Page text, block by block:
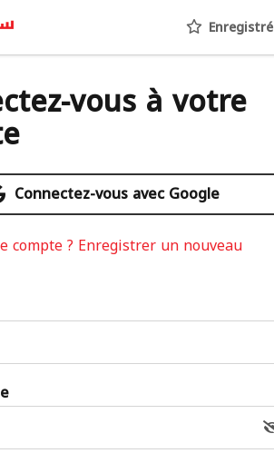
Enregistré
vous à votre
Connectez-vous avec Google
compte ? Enregistrer un nouveau